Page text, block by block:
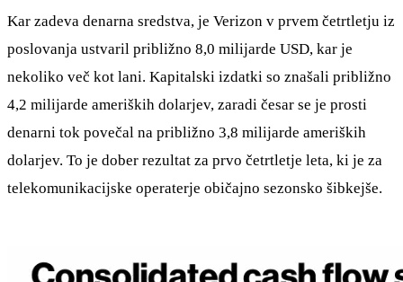
Kar zadeva denarna sredstva, je Verizon v prvem četrtletju iz
poslovanja ustvaril približno 8,0 milijarde USD, kar je
nekoliko več kot lani. Kapitalski izdatki so znašali približno
4,2 milijarde ameriških dolarjev, zaradi česar se je prosti
denarni tok povečal na približno 3,8 milijarde ameriških
dolarjev. To je dober rezultat za prvo četrtletje leta, ki je za
telekomunikacijske operaterje običajno sezonsko šibkejše.